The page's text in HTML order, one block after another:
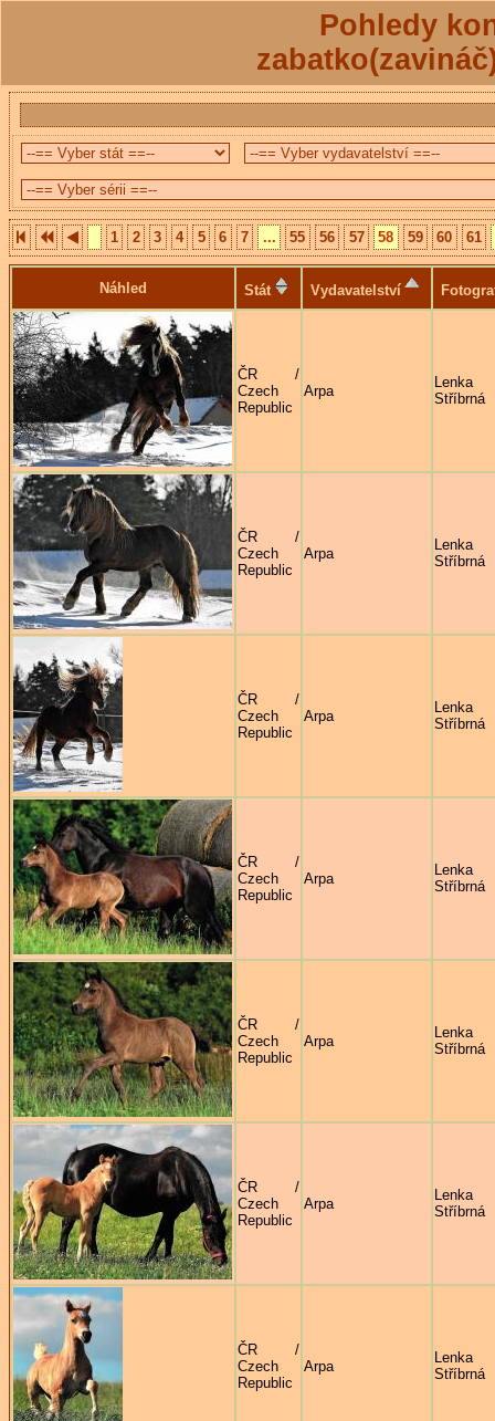
Pohledy
1 2 3 4 5 6 7 ... 55 56 57 58 59 60 61
Náhled Stát Vydavatelství
ČR /
Czech
Republic
Arpa
Lenka
Stříbrná
ČR /
Czech
Republic
Arpa
Lenka
Stříbrná
ČR /
Czech
Republic
Arpa
Lenka
Stříbrná
ČR /
Czech
Republic
Arpa
Lenka
Stříbrná
ČR /
Czech
Republic
Arpa
Lenka
Stříbrná
ČR /
Czech
Republic
Arpa
Lenka
Stříbrná
ČR /
Czech
Republic
Arpa
Lenka
Stříbrná